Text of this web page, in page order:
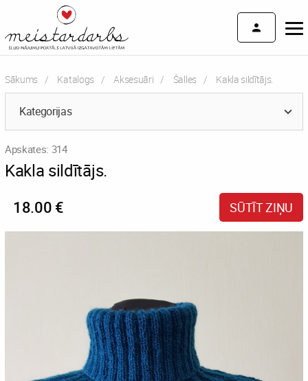
Sākums Katalogs Aksesuāri Šalles Current:
Kakla sildītājs.
Kategorijas
Apskates: 314
Kakla sildītājs.
18.00 € SŪTĪT ZIŅU